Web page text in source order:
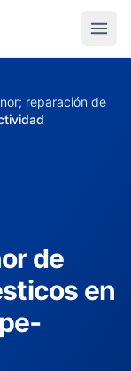
reparación de
de
en